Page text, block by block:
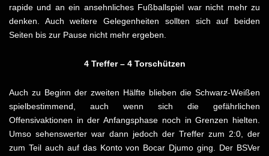
rapide und an ein ansehnliches Fußballspiel war nicht mehr zu
denken. Auch weitere Gelegenheiten sollten sich auf beiden
Seiten bis zur Pause nicht mehr ergeben.
4 Treffer – 4 Torschützen
Auch zu Beginn der zweiten Hälfte blieben die Schwarz-Weißen
spielbestimmend, auch wenn sich die gefährlichen
Offensivaktionen in der Anfangsphase noch in Grenzen hielten.
Umso sehenswerter war dann jedoch der Treffer zum 2:0, der
zum Teil auch auf das Konto von Bocar Djumo ging. Der BSVer